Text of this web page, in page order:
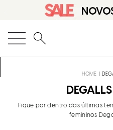
O que você está
Fique por dentro das últimas
femininos